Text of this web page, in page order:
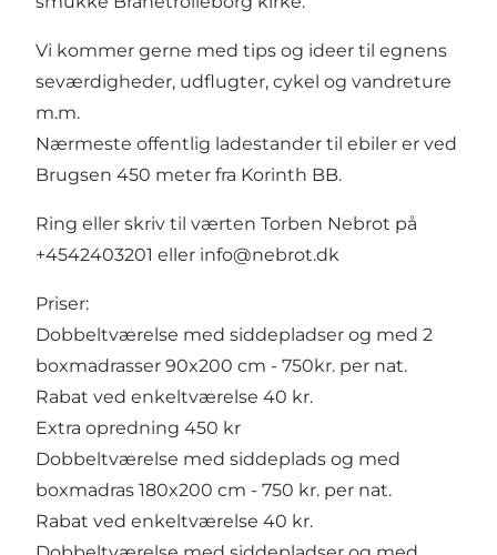
Vi kommer gerne med tips og ideer til egnens
seværdigheder, udflugter, cykel og vandreture
m.m.
Nærmeste offentlig ladestander til ebiler er ved
Brugsen 450 meter fra Korinth BB.
Ring eller skriv til værten Torben Nebrot på
+4542403201 eller info@nebrot.dk
Priser:
Dobbeltværelse med siddepladser og med 2
boxmadrasser 90x200 cm - 750kr. per nat.
Rabat ved enkeltværelse 40 kr.
Extra opredning 450 kr
Dobbeltværelse med siddeplads og med
boxmadras 180x200 cm - 750 kr. per nat.
Rabat ved enkeltværelse 40 kr.